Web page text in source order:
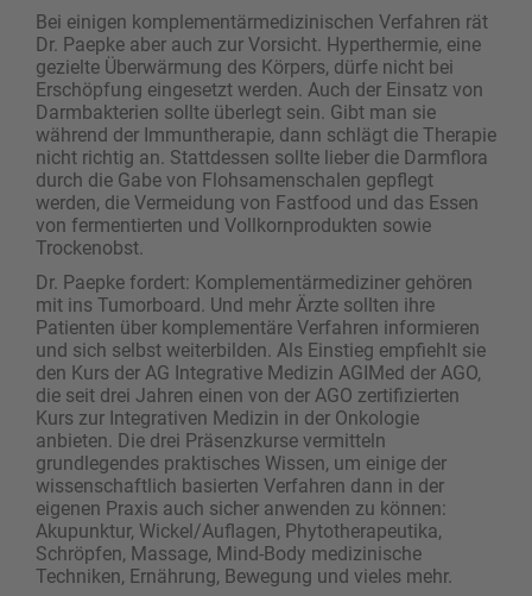
Bei einigen komplementärmedizinischen Verfahren rät
Dr. Paepke aber auch zur Vorsicht. Hyperthermie, eine
gezielte Überwärmung des Körpers, dürfe nicht bei
Erschöpfung eingesetzt werden. Auch der Einsatz von
Darmbakterien sollte überlegt sein. Gibt man sie
während der Immuntherapie, dann schlägt die Therapie
nicht richtig an. Stattdessen sollte ­lieber die Darmflora
durch die Gabe von Flohsamenschalen gepflegt
werden, die Vermeidung von Fastfood und das Essen
von fermentierten und Vollkornprodukten sowie
Trockenobst.
Dr. Paepke fordert: Komplementärmediziner gehören
mit ins Tumorboard. Und mehr Ärzte sollten ihre
Patienten über komplementäre Verfahren informieren
und sich selbst weiterbilden. Als Einstieg empfiehlt sie
den Kurs der AG Integrative Medizin AGIMed der AGO,
die seit drei Jahren einen von der AGO zertifizierten
Kurs zur Integrativen Medizin in der Onkologie
anbieten. Die drei Präsenzkurse vermitteln
grundlegendes praktisches Wissen, um einige der
wissenschaftlich basierten Verfahren dann in der
eigenen Praxis auch sicher anwenden zu können:
Akupunktur, Wickel/Auflagen, Phytotherapeutika,
Schröpfen, Massage, Mind-Body medizinische
Techniken, Ernährung, Bewegung und vieles mehr.